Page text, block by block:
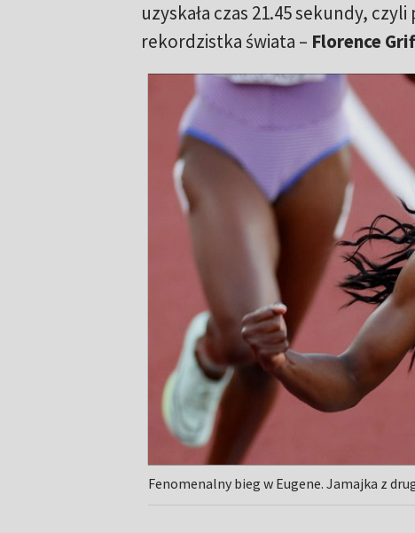
uzyskała czas 21.45 sekundy,
rekordzistka świata – Florence
Fenomenalny bieg w Eugene. Jamajka z